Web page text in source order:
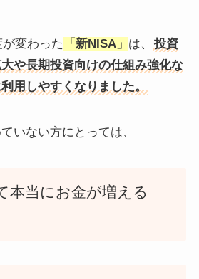
変わった 「新NISA」 は、
投資
や長期投資向けの仕組み強化な
用しやすくなりました。
いない方にとっては、
本当にお金が増える